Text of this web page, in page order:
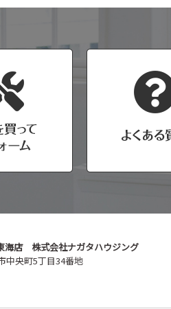
海店 株式会社ナガタハウジング
央町5丁目34番地